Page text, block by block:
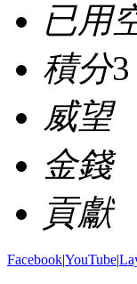
已用
積分3
威望
金錢
貢獻
Facebook|YouTube|